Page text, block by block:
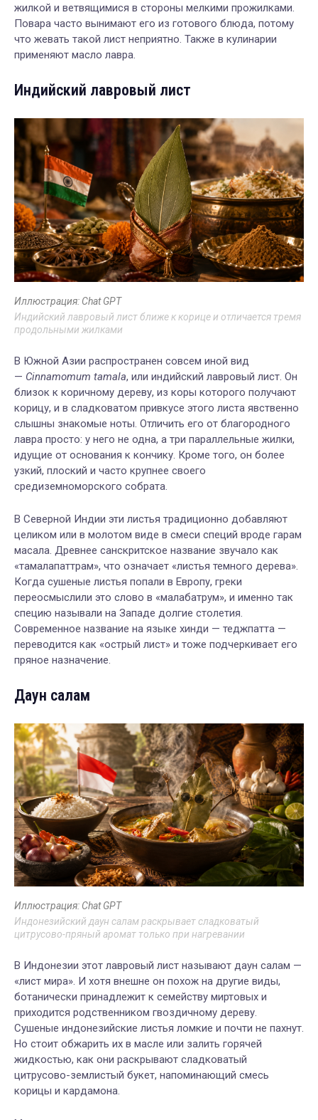
жилкой и ветвящимися в стороны мелкими прожилками.
Повара часто вынимают его из готового блюда, потому
что жевать такой лист неприятно. Также в кулинарии
применяют масло лавра.
Индийский лавровый лист
Иллюстрация: Chat GPT
Индийский лавровый лист ближе к корице и отличается тремя
продольными жилками
В Южной Азии распространен совсем иной вид
— Cinnamomum tamala, или индийский лавровый лист. Он
близок к коричному дереву, из коры которого получают
корицу, и в сладковатом привкусе этого листа явственно
слышны знакомые ноты. Отличить его от благородного
лавра просто: у него не одна, а три параллельные жилки,
идущие от основания к кончику. Кроме того, он более
узкий, плоский и часто крупнее своего
средиземноморского собрата.
В Северной Индии эти листья традиционно добавляют
целиком или в молотом виде в смеси специй вроде гарам
масала. Древнее санскритское название звучало как
«тамалапаттрам», что означает «листья темного дерева».
Когда сушеные листья попали в Европу, греки
переосмыслили это слово в «малабатрум», и именно так
специю называли на Западе долгие столетия.
Современное название на языке хинди — теджпатта —
переводится как «острый лист» и тоже подчеркивает его
пряное назначение.
Даун салам
Иллюстрация: Chat GPT
Индонезийский даун салам раскрывает сладковатый
цитрусово-пряный аромат только при нагревании
В Индонезии этот лавровый лист называют даун салам —
«лист мира». И хотя внешне он похож на другие виды,
ботанически принадлежит к семейству миртовых и
приходится родственником гвоздичному дереву.
Сушеные индонезийские листья ломкие и почти не пахнут.
Но стоит обжарить их в масле или залить горячей
жидкостью, как они раскрывают сладковатый
цитрусово-землистый букет, напоминающий смесь
корицы и кардамона.